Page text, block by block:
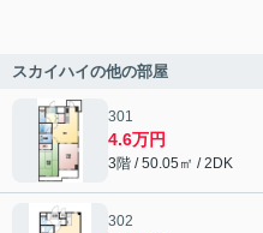
スカイハイの他の部屋
301
4.6万円
3階 / 50.05㎡ / 2DK
302